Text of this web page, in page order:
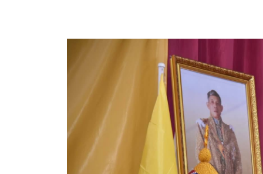
ประกาศแผนการจัดหาพัสดุ
รายงานผลการจัดซื้อจัดจ้างประจำปีงบประมาณ
สรุปผลการดำเนินงานจัดซื้อจัดจ้างในรอบเดือน (สข
ประกาศผู้ชนะการเสนอราคา